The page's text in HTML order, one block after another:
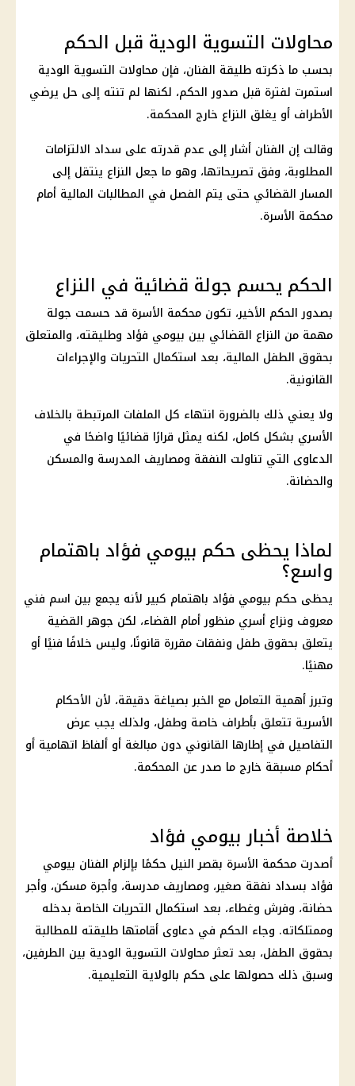
محاولات التسوية الودية قبل الحكم
بحسب ما ذكرته طليقة الفنان، فإن محاولات التسوية الودية
استمرت لفترة قبل صدور الحكم، لكنها لم تنته إلى حل يرضي
الأطراف أو يغلق النزاع خارج المحكمة.
وقالت إن الفنان أشار إلى عدم قدرته على سداد الالتزامات
المطلوبة، وفق تصريحاتها، وهو ما جعل النزاع ينتقل إلى
المسار القضائي حتى يتم الفصل في المطالبات المالية أمام
محكمة الأسرة.
الحكم يحسم جولة قضائية في النزاع
بصدور الحكم الأخير، تكون محكمة الأسرة قد حسمت جولة
مهمة من النزاع القضائي بين بيومي فؤاد وطليقته، والمتعلق
بحقوق الطفل المالية، بعد استكمال التحريات والإجراءات
القانونية.
ولا يعني ذلك بالضرورة انتهاء كل الملفات المرتبطة بالخلاف
الأسري بشكل كامل، لكنه يمثل قرارًا قضائيًا واضحًا في
الدعاوى التي تناولت النفقة ومصاريف المدرسة والمسكن
والحضانة.
لماذا يحظى حكم بيومي فؤاد باهتمام
واسع؟
يحظى حكم بيومي فؤاد باهتمام كبير لأنه يجمع بين اسم فني
معروف ونزاع أسري منظور أمام القضاء، لكن جوهر القضية
يتعلق بحقوق طفل ونفقات مقررة قانونًا، وليس خلافًا فنيًا أو
مهنيًا.
وتبرز أهمية التعامل مع الخبر بصياغة دقيقة، لأن الأحكام
الأسرية تتعلق بأطراف خاصة وطفل، ولذلك يجب عرض
التفاصيل في إطارها القانوني دون مبالغة أو ألفاظ اتهامية أو
أحكام مسبقة خارج ما صدر عن المحكمة.
خلاصة أخبار بيومي فؤاد
أصدرت محكمة الأسرة بقصر النيل حكمًا بإلزام الفنان بيومي
فؤاد بسداد نفقة صغير، ومصاريف مدرسة، وأجرة مسكن، وأجر
حضانة، وفرش وغطاء، بعد استكمال التحريات الخاصة بدخله
وممتلكاته. وجاء الحكم في دعاوى أقامتها طليقته للمطالبة
بحقوق الطفل، بعد تعثر محاولات التسوية الودية بين الطرفين،
وسبق ذلك حصولها على حكم بالولاية التعليمية.